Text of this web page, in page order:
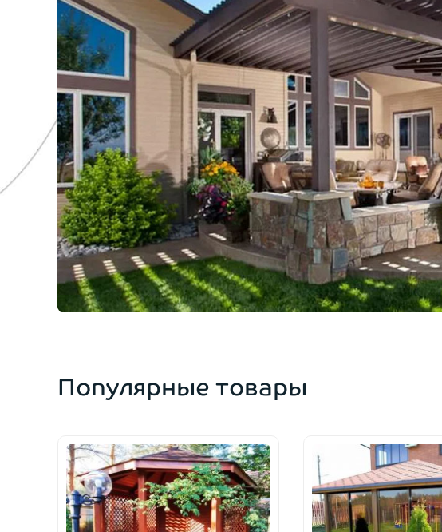
Популярные товары